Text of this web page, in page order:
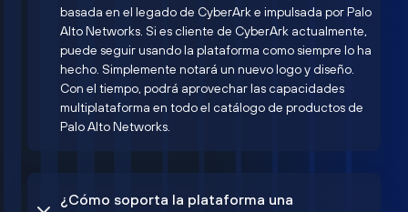
basada en el legado de CyberArk e impulsada por Palo
Alto Networks. Si es cliente de CyberArk actualmente,
puede seguir usando la plataforma como siempre lo ha
hecho. Simplemente notará un nuevo logo y diseño.
Con el tiempo, podrá aprovechar las capacidades
multiplataforma en todo el catálogo de productos de
Palo Alto Networks.
¿Cómo soporta la plataforma una